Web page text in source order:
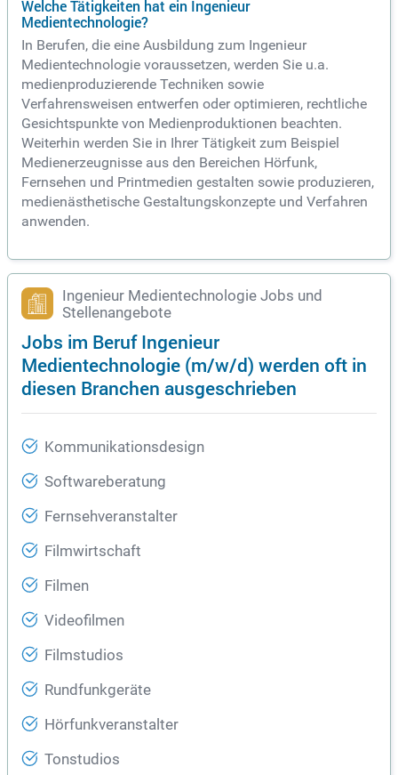
Welche Tätigkeiten hat ein Ingenieur
Medientechnologie?
In Berufen, die eine Ausbildung zum Ingenieur
Medientechnologie voraussetzen, werden Sie u.a.
medienproduzierende Techniken sowie
Verfahrensweisen entwerfen oder optimieren, rechtliche
Gesichtspunkte von Medienproduktionen beachten.
Weiterhin werden Sie in Ihrer Tätigkeit zum Beispiel
Medienerzeugnisse aus den Bereichen Hörfunk,
Fernsehen und Printmedien gestalten sowie produzieren,
medienästhetische Gestaltungskonzepte und Verfahren
anwenden.
Ingenieur Medientechnologie Jobs und
Stellenangebote
Jobs im Beruf Ingenieur
Medientechnologie (m/w/d) werden oft in
diesen Branchen ausgeschrieben
Kommunikationsdesign
Softwareberatung
Fernsehveranstalter
Filmwirtschaft
Filmen
Videofilmen
Filmstudios
Rundfunkgeräte
Hörfunkveranstalter
Tonstudios